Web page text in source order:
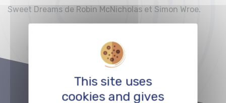
Sweet Dreams de Robin McNicholas et Simon Wroe.
This site uses
cookies and gives